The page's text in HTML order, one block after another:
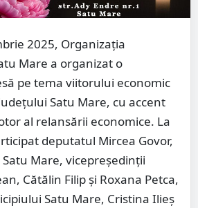
2025, Organizația
Mare a organizat o
pe tema viitorului economic
Satu Mare, cu accent
al relansării economice. La
deputatul Mircea Govor,
Satu Mare, vicepreședinții
Cătălin Filip și Roxana Petca,
Satu Mare, Cristina Ilieș